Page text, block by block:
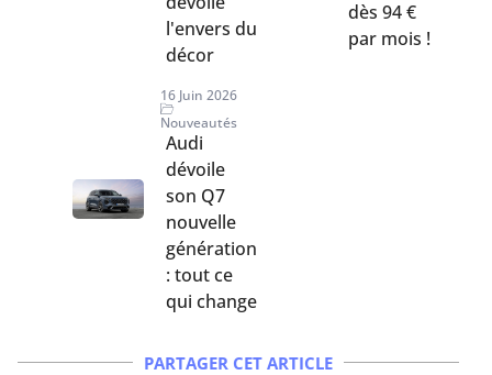
l'envers du
décor
dès 94 €
par mois !
16 Juin 2026
Nouveautés
Audi
dévoile
son Q7
nouvelle
génération
: tout ce
qui change
PARTAGER CET ARTICLE